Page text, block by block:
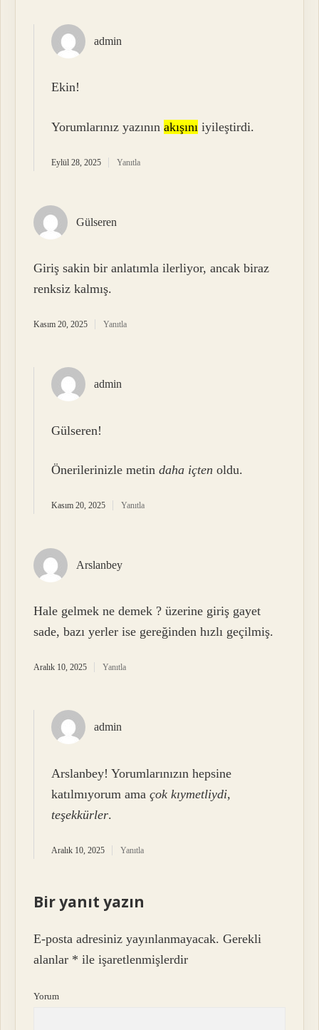
admin
Ekin!
Yorumlarınız yazınınakışını iyileştirdi.
Eylül 28, 2025 Yanıtla
Gülseren
Giriş sakin bir anlatımla ilerliyor, ancak biraz
renksiz kalmış.
Kasım 20, 2025 Yanıtla
admin
Gülseren!
Önerilerinizle metindaha içten oldu.
Kasım 20, 2025 Yanıtla
Arslanbey
Hale gelmek ne demek ? üzerine giriş gayet
sade, bazı yerler ise gereğinden hızlı geçilmiş.
Aralık 10, 2025 Yanıtla
admin
Arslanbey! Yorumlarınızın hepsine
katılmıyorum amaçok kıymetliydi,
teşekkürler.
Aralık 10, 2025 Yanıtla
Bir yanıt yazın
E-posta adresiniz yayınlanmayacak. Gerekli
alanlar * ile işaretlenmişlerdir
Yorum